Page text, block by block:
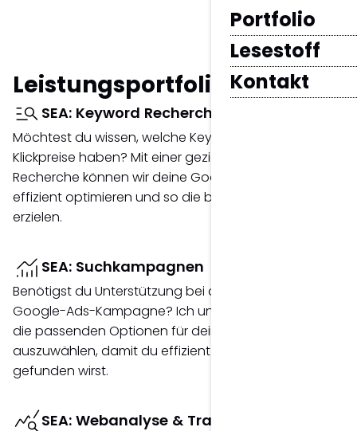
Portfolio
Lesestoff
Kontakt
Leistungsportfolio.
SEA: Keyword Recherche
Möchtest du wissen, welche Keywords die besten
Klickpreise haben? Mit einer gezielten Keyword-
Recherche können wir deine Google Ads-Kampagne
effizient optimieren und so die besten Ergebnisse
erzielen.
SEA: Suchkampagnen
Benötigst du Unterstützung bei den Setup deiner
Google-Ads-Kampagne? Ich unterstütze dich dabei,
die passenden Optionen für deine Kampagne
auszuwählen, damit du effizient von deinen Kunden
gefunden wirst.
SEA: Webanalyse & Tracking